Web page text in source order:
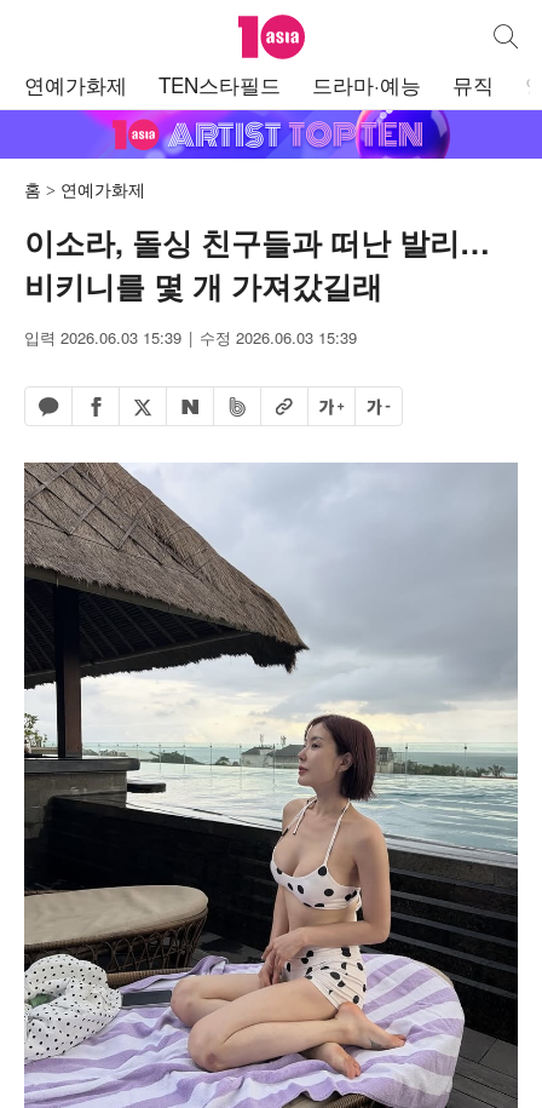
텐아시아 통합
연예가화제 TEN스타필드 드라마·예능 뮤직
홈 연예가화제
이소라, 돌싱 친구들과 떠난 발리…
비키니를 몇 개 가져갔길래
입력 2026.06.03 15:39 수정 2026.06.03 15:39
카카오톡 공유하기
페이스북 공유하기
엑스 공유하기
네이버 공유하기
밴드 공유하기
URL복사글자 크게글자 작게